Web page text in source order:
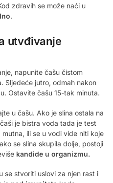
zdravih se može naći u
.
utvđivanje
napunite čašu čistom
Sljedeće jutro, odmah nakon
Ostavite čašu 15-tak minuta.
u čašu. Ako je slina ostala na
je bistra voda tada je test
ili se u vodi vide niti koje
se slina skupila dolje, postoji
kandide u organizmu.
se stvoriti uslovi za njen rast i